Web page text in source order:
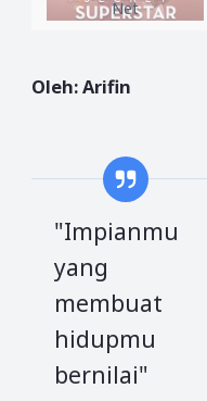
Net
Oleh: Arifin
"Impianmu
yang
membuat
hidupmu
bernilai"